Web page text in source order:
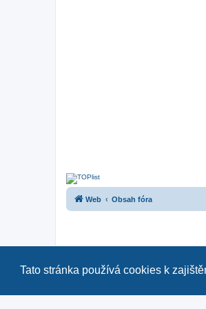
Tato stránka používá cookies k
Web Obsah fóra